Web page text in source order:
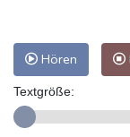
Hören
Textgröße: